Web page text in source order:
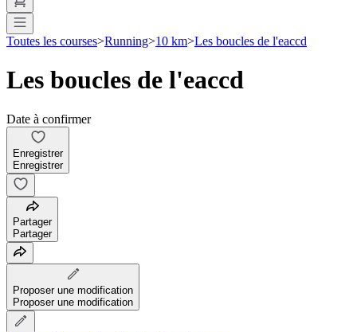
Toutes les courses>Running>10 km>Les boucles de l'eaccd
Les boucles de l'eaccd
Date à confirmer
Enregistrer
Enregistrer
Partager
Partager
Proposer une modification
Proposer une modification